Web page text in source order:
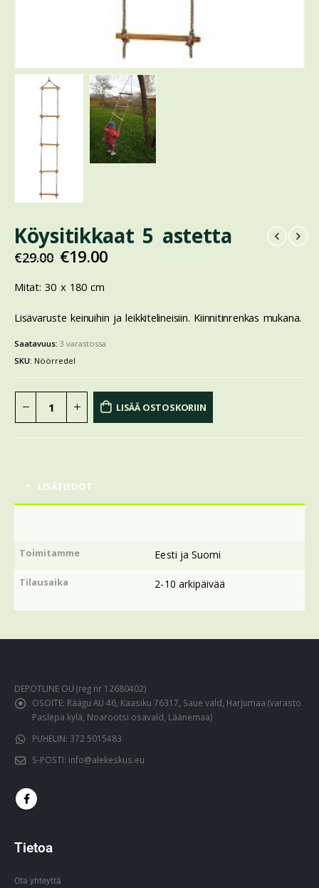
Köysitikkaat 5 astetta
€29.00 €19.00
Mitat: 30 x 180 cm
Lisävaruste keinuihin ja leikkitelineisiin. Kiinnitinrenkas mukana.
Saatavuus: 3 varastossa
SKU: Nöörredel
LISÄÄ OSTOSKORIIN
LISÄTIEDOT
Toimitamme Eesti ja Suomi
Tilausaika 2-10 arkipäivää
DEPOTLINE OÜ (reg nr 12680402)
OSOITE: Räägu AÜ 46, Kaasiku 76317, Saue vald, Harjumaa (varasto
Paslepa kylä, Noarootsi osavald, Läänemaa)
PUHELIN: 372 5015483
S-POSTI: info@alekeskus.eu
Tietoa
Ota yhteyttä